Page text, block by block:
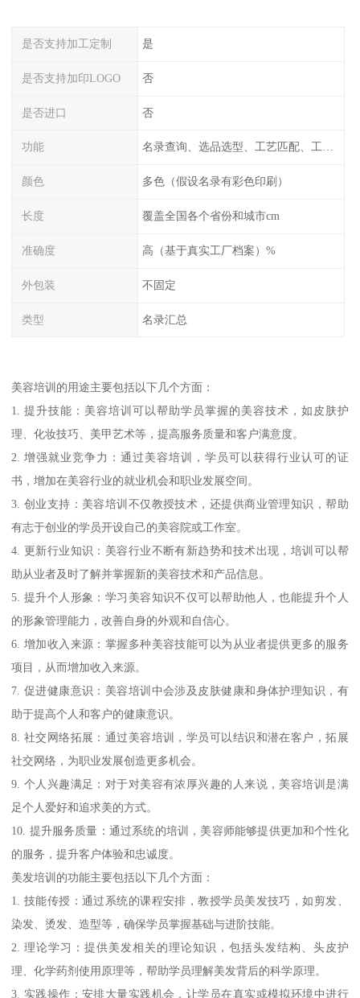
是否支持加工定制 是
是否支持加印LOGO 否
是否进口 否
功能 名录查询、选品选型、工艺匹配、工厂排名、价格统计、市场分析
颜色 多色（假设名录有彩色印刷）
长度 覆盖全国各个省份和城市cm
准确度 高（基于真实工厂档案）%
外包装 不固定
类型 名录汇总
美容培训的用途主要包括以下几个方面：
1. 提升技能：美容培训可以帮助学员掌握的美容技术，如皮肤护
理、化妆技巧、美甲艺术等，提高服务质量和客户满意度。
2. 增强就业竞争力：通过美容培训，学员可以获得行业认可的证
书，增加在美容行业的就业机会和职业发展空间。
3. 创业支持：美容培训不仅教授技术，还提供商业管理知识，帮助
有志于创业的学员开设自己的美容院或工作室。
4. 更新行业知识：美容行业不断有新趋势和技术出现，培训可以帮
助从业者及时了解并掌握新的美容技术和产品信息。
5. 提升个人形象：学习美容知识不仅可以帮助他人，也能提升个人
的形象管理能力，改善自身的外观和自信心。
6. 增加收入来源：掌握多种美容技能可以为从业者提供更多的服务
项目，从而增加收入来源。
7. 促进健康意识：美容培训中会涉及皮肤健康和身体护理知识，有
助于提高个人和客户的健康意识。
8. 社交网络拓展：通过美容培训，学员可以结识和潜在客户，拓展
社交网络，为职业发展创造更多机会。
9. 个人兴趣满足：对于对美容有浓厚兴趣的人来说，美容培训是满
足个人爱好和追求美的方式。
10. 提升服务质量：通过系统的培训，美容师能够提供更加和个性化
的服务，提升客户体验和忠诚度。
美发培训的功能主要包括以下几个方面：
1. 技能传授：通过系统的课程安排，教授学员美发技巧，如剪发、
染发、烫发、造型等，确保学员掌握基础与进阶技能。
2. 理论学习：提供美发相关的理论知识，包括头发结构、头皮护
理、化学药剂使用原理等，帮助学员理解美发背后的科学原理。
3. 实践操作：安排大量实践机会，让学员在真实或模拟环境中进行